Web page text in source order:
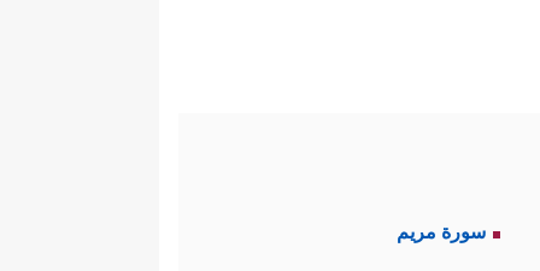
من فتنٍ وملاحم، وصعودٍ وهبوطٍ،
سورة مريم